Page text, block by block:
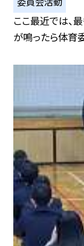
ここ最近では、
が鳴ったら体育